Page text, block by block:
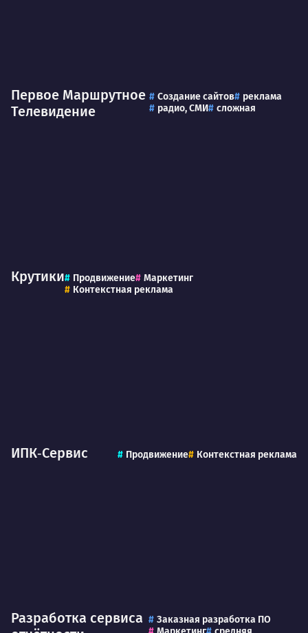
Первое Маршрутное
Телевидение
Создание сайтов
реклама
радио, СМИ
сложная
Крутики Продвижение
Маркетинг
Контекстная реклама
ИПК‑Сервис Продвижение Контекстная реклама
Разработка сервиса
Заказная разработка ПО